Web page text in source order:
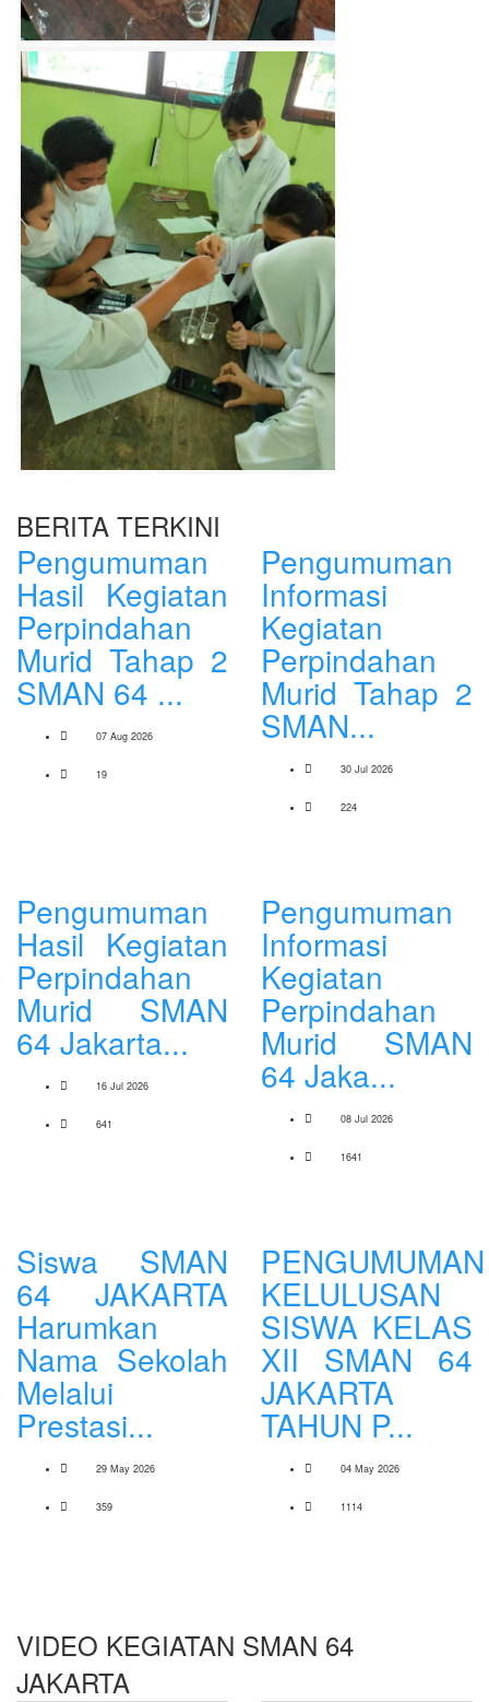
BERITA TERKINI
Pengumuman
Hasil Kegiatan
Perpindahan
Murid Tahap 2
SMAN 64 ...
07 Aug 2026
19
Pengumuman
Informasi
Kegiatan
Perpindahan
Murid Tahap 2
SMAN...
30 Jul 2026
224
Pengumuman
Hasil Kegiatan
Perpindahan
Murid SMAN
64 Jakarta...
16 Jul 2026
641
Pengumuman
Informasi
Kegiatan
Perpindahan
Murid SMAN
64 Jaka...
08 Jul 2026
1641
Siswa SMAN
64 JAKARTA
Harumkan
Nama Sekolah
Melalui
Prestasi...
29 May 2026
359
PENGUMUMAN
KELULUSAN
SISWA KELAS
XII SMAN 64
JAKARTA
TAHUN P...
04 May 2026
1114
VIDEO KEGIATAN SMAN 64
JAKARTA